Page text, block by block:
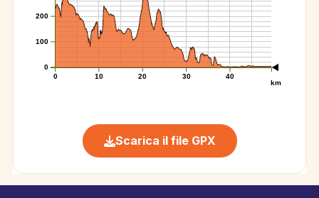
0 10 20 30 40
km
0
100
200
Scarica il file GPX